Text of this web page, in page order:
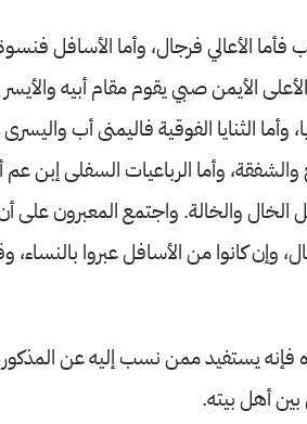
فأما الأعالي فرجال، وأما الأسافل
الأيمن صبي يقوم مقام أبيه
الثنايا الفوقية فاليمنى أب
وأما الرباعيات السفلى إبن عم
والخالة. واجتمع المعبرون على
وإن كانوا من الأسافل عبروا بالنساء،
يستفيد ممن نسب إليه عن
أهل بيته.